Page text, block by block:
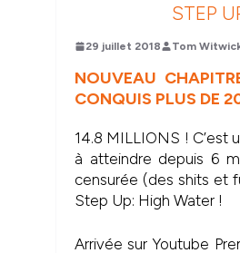
STEP
29 juillet 2018 Tom
NOUVEAU
CONQUIS PLUS DE
14.8 MILLIONS ! C’est
à atteindre depuis 6
censurée (des shits et
Step Up: High Water !
Arrivée sur Youtube